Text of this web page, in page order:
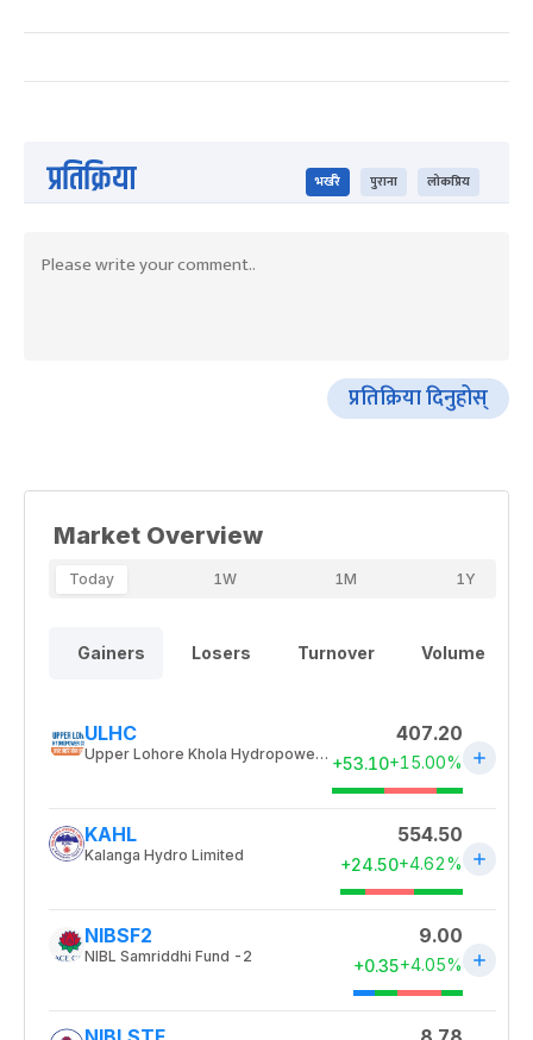
प्रतिक्रिया भर्खरै पुराना लोकप्रिय
प्रतिक्रिया दिनुहोस्